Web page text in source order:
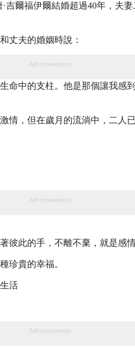
吉爾福伊爾結婚超過40年，夫
丈夫的婚姻時說：
Advertisements
命中的支柱。他是那個讓我感
情，但在歲月的流淌中，二人
Advertisements
彼此的手，不離不棄，就是感情
珍貴的幸福。
活
Advertisements